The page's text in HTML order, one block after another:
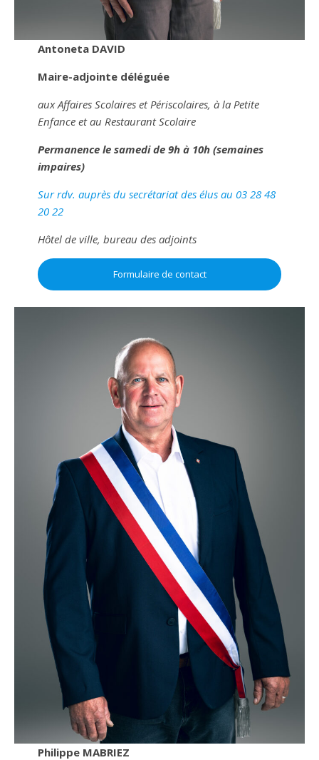
Antoneta DAVID
Maire-adjointe déléguée
aux Affaires Scolaires et Périscolaires, à la Petite
Enfance et au Restaurant Scolaire
Permanence le samedi de 9h à 10h (semaines
impaires)
Sur rdv. auprès du secrétariat des élus au 03 28 48
20 22
Hôtel de ville, bureau des adjoints
Formulaire de contact
Philippe MABRIEZ